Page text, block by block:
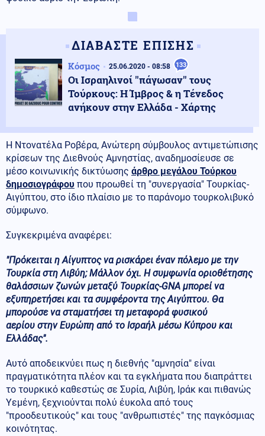
ΔΙΑΒΑΣΤΕ ΕΠΙΣΗΣ
Κόσμος 25.06.2020 - 08:58 133
Oι Ισραηλινοί ''πάγωσαν'' τους
Τούρκους: Η Ίμβρος & η Τένεδος
ανήκουν στην Ελλάδα - Χάρτης
Η Ντονατέλα Ροβέρα, Ανώτερη σύμβουλος αντιμετώπισης
κρίσεων της Διεθνούς Αμνηστίας, αναδημοσίευσε σε
μέσο κοινωνικής δικτύωσης άρθρο μεγάλου Τούρκου
δημοσιογράφου που προωθεί τη "συνεργασία" Τουρκίας-
Αιγύπτου, στο ίδιο πλαίσιο με το παράνομο τουρκολιβυκό
σύμφωνο.
Συγκεκριμένα αναφέρει:
"Πρόκειται η Αίγυπτος να ρισκάρει έναν πόλεμο με την
Τουρκία στη Λιβύη; Μάλλον όχι. Η συμφωνία οριοθέτησης
θαλάσσιων ζωνών μεταξύ Τουρκίας-GNA μπορεί να
εξυπηρετήσει και τα συμφέροντα της Αιγύπτου. Θα
μπορούσε να σταματήσει τη μεταφορά φυσικού
αερίου στην Ευρώπη από το Ισραήλ μέσω Κύπρου και
Ελλάδας".
Αυτό αποδεικνύει πως η διεθνής "αμνησία" είναι
πραγματικότητα πλέον και τα εγκλήματα που διαπράττει
το τουρκικό καθεστώς σε Συρία, Λιβύη, Ιράκ και πιθανώς
Υεμένη, ξεχνιούνται πολύ έυκολα από τους
"προοδευτικούς" και τους "ανθρωπιστές" της παγκόσμιας
κοινότητας.